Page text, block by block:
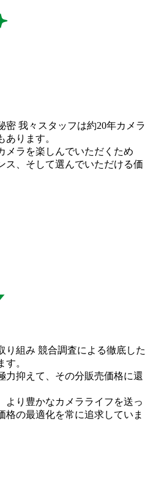
密 我々スタッフは約20年カメラ
あります。
メラを楽しんでいただくため
ス、そして選んでいただける価
り組み 競合調査による徹底した
。
力抑えて、その分販売価格に還
より豊かなカメラライフを送っ
格の最適化を常に追求していま